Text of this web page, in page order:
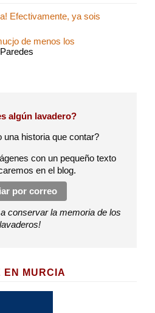
Efectivamente, ya sois
de menos los
algún lavadero?
una historia que contar?
con un pequeño texto
en el blog.
por correo
conservar la memoria de los
lavaderos!
EN MURCIA